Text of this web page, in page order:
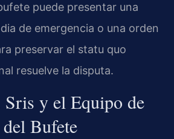
puede presentar una
de emergencia o una orden
preservar el statu quo
resuelve la disputa.
Sris y el Equipo de
Bufete